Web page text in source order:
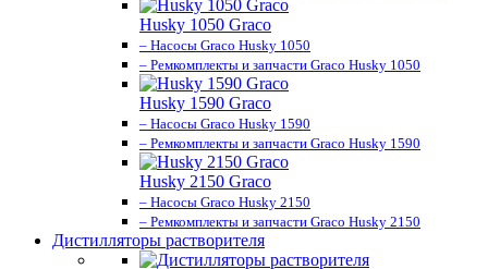
Husky 1050 Graco
– Насосы Graco Husky 1050
– Ремкомплекты и запчасти Graco Husky 1050
Husky 1590 Graco
– Насосы Graco Husky 1590
– Ремкомплекты и запчасти Graco Husky 1590
Husky 2150 Graco
– Насосы Graco Husky 2150
– Ремкомплекты и запчасти Graco Husky 2150
Дистилляторы растворителя